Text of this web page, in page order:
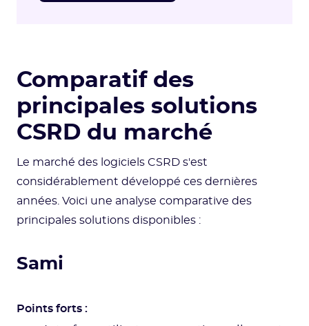
Comparatif des
principales solutions
CSRD du marché
Le marché des logiciels CSRD s'est
considérablement développé ces dernières
années. Voici une analyse comparative des
principales solutions disponibles :
Sami
Points forts :